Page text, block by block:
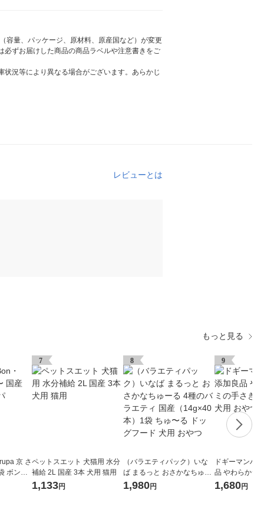
容量、パッケージ、原材料、原産国など）が変更
ずお届けした商品の商品ラベルや注意書きをご
況等により異なる場合がございます。あらかじ
レビューとは
もっと見る
京 さ
ボンル
7
ペットスエット 犬猫用 水分
補給 2L 国産 3本 犬用 猫用
1,133円
8
（バラエティパック）いな
ば まるっと おさかなちゅー
る 4種のバラエティ 国産（1
4g×40本）1袋 ちゅ〜る ド
1,980円
9
ドギーマンハ
品 やわらかサ
風 140g 3袋 犬
1,680円